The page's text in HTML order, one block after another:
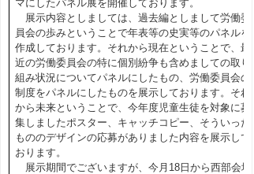
マにしたパネル展を開催しております。
展示内容としましては、過去編としまして労働委
員会の歩みということで年表等の史実等のパネルを
作成しております。それから現在ということで、最
近の労働委員会の特に個別紛争も含めましての取り
組み状況についてパネルにしたもの、労働委員会の
制度をパネルにしたものを展示しております。それ
から未来ということで、今年度児童生徒を対象に募
集しましたポスター、キャッチコピー、そういった
もののデザインの応募がありました内容を展示して
おります。
展示期間でございますが、今月18日から西部会場